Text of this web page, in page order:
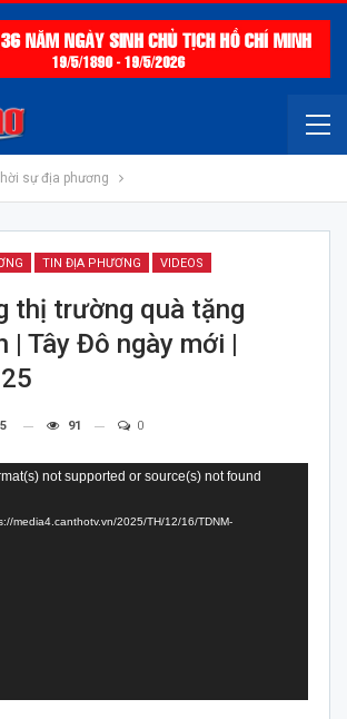
sự địa phương
TIN ĐỊA PHƯƠNG VIDEOS
thị trường quà tặng
| Tây Đô ngày mới |
91 0
not supported or source(s) not found
media4.canthotv.vn/2025/TH/12/16/TDNM-